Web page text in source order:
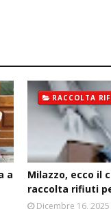
a
RACCOLTA
Milazzo, ecco il
raccolta rifiuti
Dicembre 16, 2025